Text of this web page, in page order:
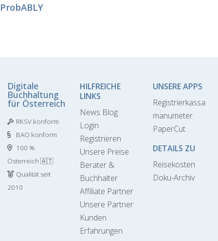
ProbABLY
Digitale
Buchhaltung
für Österreich
RKSV konform
BAO konform
100 %
Österreich 🇦🇹
Qualität seit
2010
HILFREICHE
LINKS
News Blog
Login
Registrieren
Unsere Preise
Berater &
Buchhalter
Affiliate Partner
Unsere Partner
Kunden
Erfahrungen
UNSERE APPS
Registrierkassa
manumeter
PaperCut
DETAILS ZU
Reisekosten
Doku-Archiv